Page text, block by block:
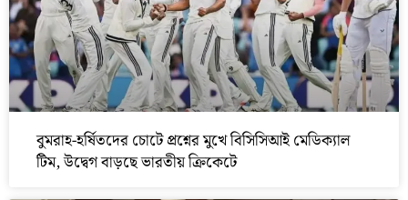
বুমরাহ-হর্ষিতদের চোটে প্রশ্নের মুখে বিসিসিআই মেডিক্যাল
টিম, উদ্বেগ বাড়ছে ভারতীয় ক্রিকেটে